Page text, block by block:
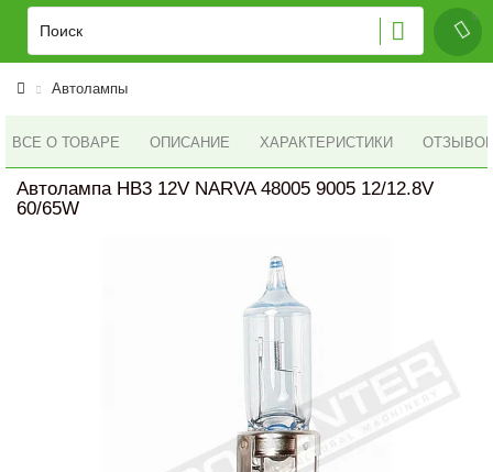
Автолампы
ВСЕ О ТОВАРЕ ОПИСАНИЕ ХАРАКТЕРИСТИКИ ОТЗЫВОВ
Автолампа HB3 12V NARVA 48005 9005 12/12.8V
60/65W